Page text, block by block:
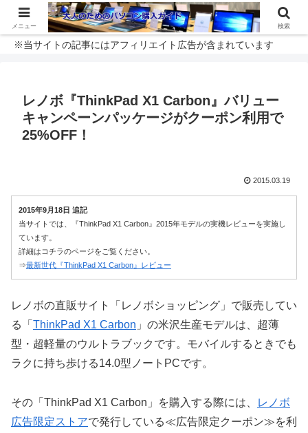
※当サイトの記事にはアフィリエイト広告が含まれています
レノボ『ThinkPad X1 Carbon』バリュー
キャンペーンパッケージがクーポン利用で
25%OFF！
2015.03.19
2015年9月18日 追記
当サイトでは、『ThinkPad X1 Carbon』2015年モデルの実機レビューを実施し
ています。
詳細はコチラのページをご覧ください。
⇒最新世代『ThinkPad X1 Carbon』レビュー
レノボの直販サイト「レノボショッピング」で販売してい
る「 ThinkPad X1 Carbon 」の米沢生産モデルは、超薄
型・超軽量のウルトラブックです。モバイルするときでも
ラクに持ち歩ける14.0型ノートPCです。
その「ThinkPad X1 Carbon」を購入する際には、
レノボ
広告限定ストアで発行している≪広告限定クーポン≫を利
メニュー 検索